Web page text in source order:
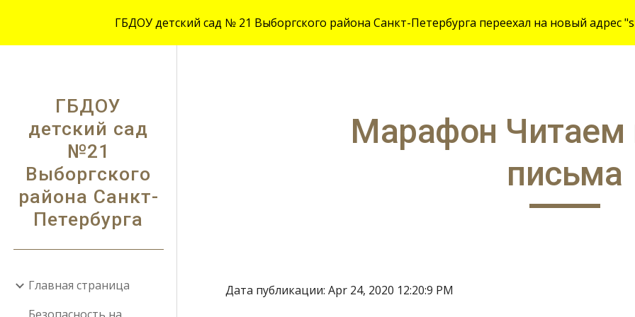
Skip to main content Skip to
ГБДОУ детский сад № 21 Выборгского района Санкт-Петербурга переехал на новый адрес
ГБДОУ
детский сад
№21
Выборгского
района Санкт-
Петербурга
Главная страница
Марафон Читаем
письма
Дата публикации: Apr 24, 2020 12:20:9 PM